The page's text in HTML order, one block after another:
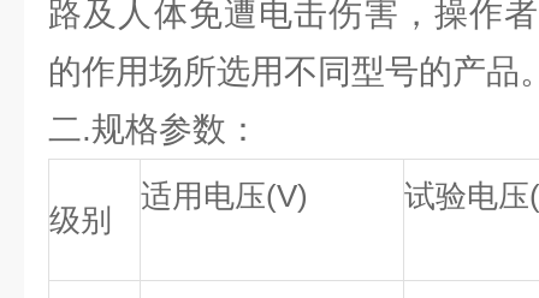
路及人体免遭电击伤害，操作
的作用场所选用不同型号的产品
二.规格参数：
级别
适用电压(V) 试验电压